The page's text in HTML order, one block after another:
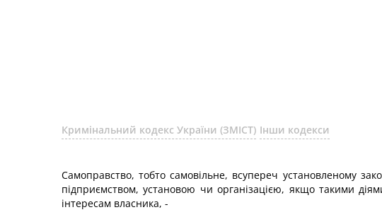
Кримінальний кодекс України (ЗМІСТ) Інши кодекси
Самоправство, тобто самовільне, всупереч установленому
підприємством, установою чи організацією, якщо такими
інтересам власника, -